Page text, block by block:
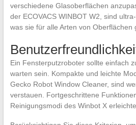
verschiedene Glasoberflächen
der ECOVACS WINBOT W2, sind
was sie für alle Arten von Oberflächen
Ein Fensterputzroboter sollte einfach
warten sein. Kompakte und leichte
Gecko Robot Window Cleaner, sind
verstauen. Fortgeschrittene
Reinigungsmodi des Winbot X